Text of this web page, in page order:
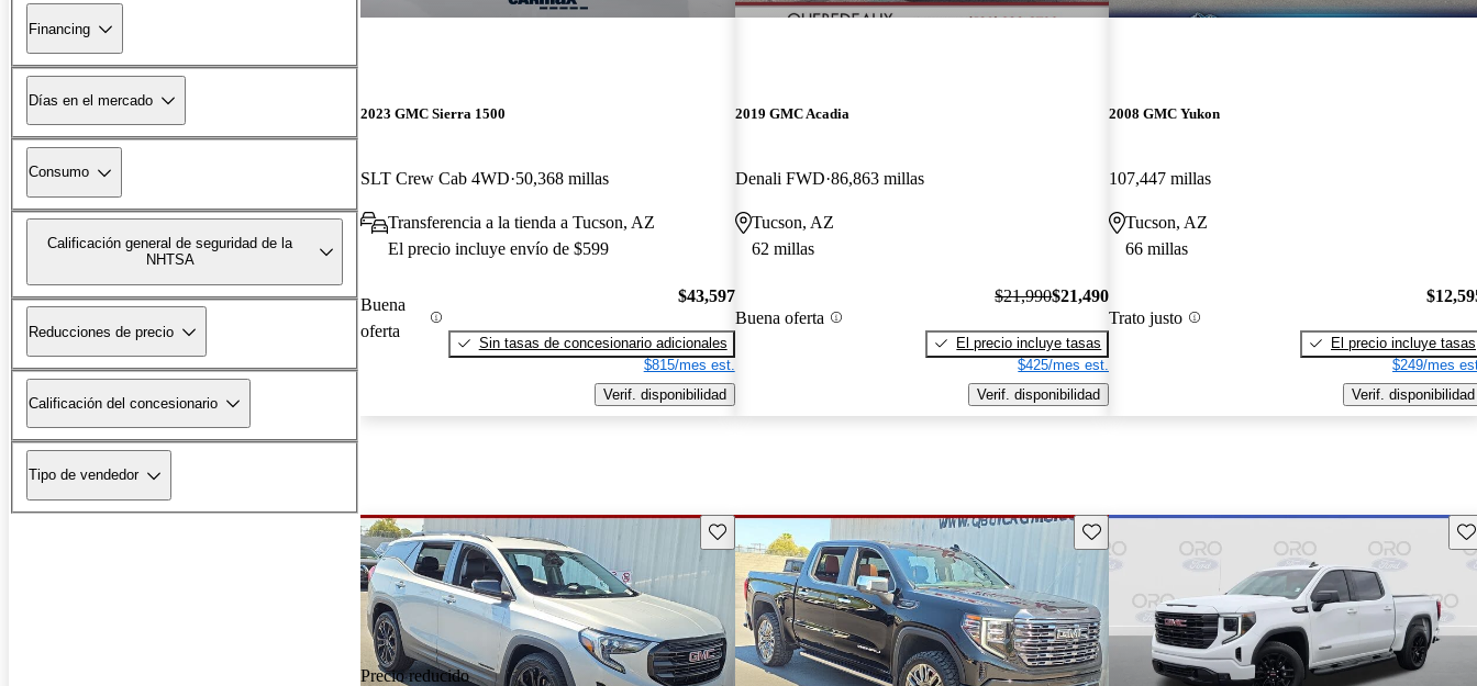
Financing
Días en el mercado
Consumo
Calificación general de seguridad de la
NHTSA
Reducciones de precio
Calificación del concesionario
Tipo de vendedor
2023 GMC Sierra 1500
SLT Crew Cab 4WD 50,368 millas
Transferencia a la tienda a Tucson, AZ
El precio incluye envío de $599
Buena
oferta
$43,597
Sin tasas de concesionario adicionales
$815/mes est.
Verif. disponibilidad
2019 GMC Acadia
Denali FWD 86,863 millas
Tucson, AZ
62 millas
Buena oferta
$21,990$21,490
El precio incluye tasas
$425/mes est.
Verif. disponibilidad
2008 GMC Yukon
107,447 millas
Tucson, AZ
66 millas
Trato justo
El precio incluye tasas
$249/mes
Verif. disponibilidad
Precio reducido
Guarda este Aviso Guarda este Aviso